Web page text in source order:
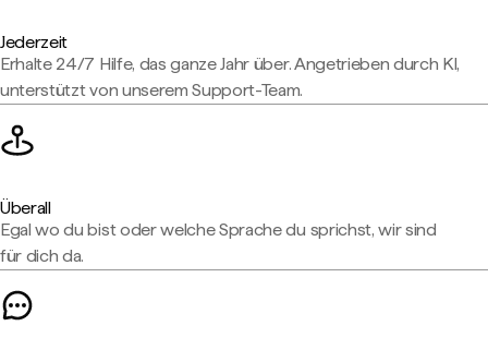
Jederzeit
Erhalte 24/7 Hilfe, das ganze Jahr über. Angetrieben durch KI,
unterstützt von unserem Support-Team.
Überall
Egal wo du bist oder welche Sprache du sprichst, wir sind
für dich da.